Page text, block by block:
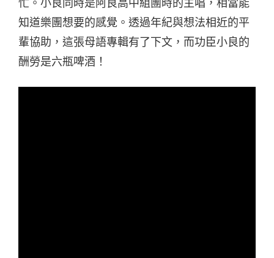
忙。小良同時是阿良高中組團時的主唱，相當能
知道樂團想要的感覺。透過年紀與想法相近的平
輩協助，這張母語專輯有了下文，而功臣小良的
酬勞是六瓶啤酒！